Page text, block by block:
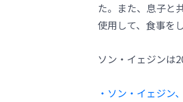
た。また、息子と
使用して、食事を
ソン・イェジンは
・ソン・イェジン